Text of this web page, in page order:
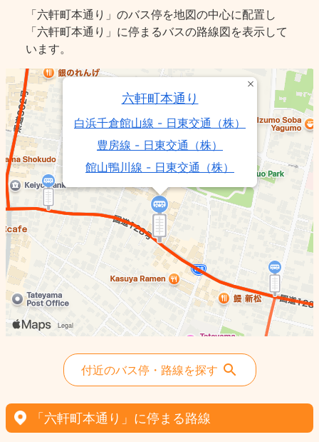
「六軒町本通り」のバス停を地図の中心に配置し
「六軒町本通り」に停まるバスの路線図を表示して
います。
六軒町本通り
白浜千倉館山線 - 日東交通（株）
豊房線 - 日東交通（株）
館山鴨川線 - 日東交通（株）
付近のバス停・路線を探す
「六軒町本通り」に停まる路線